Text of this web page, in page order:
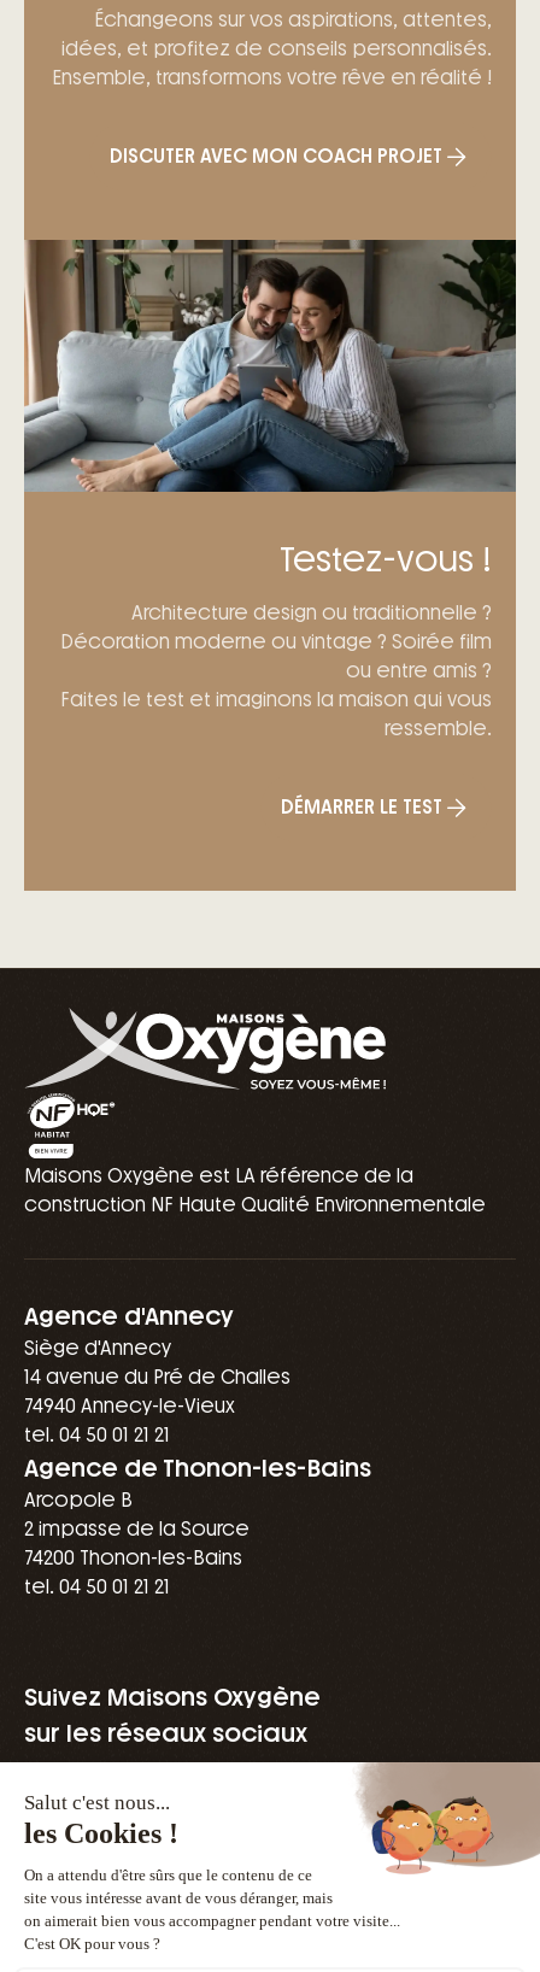
Échangeons sur vos aspirations, attentes,
idées, et profitez de conseils personnalisés.
Ensemble, transformons votre rêve en réalité !
DISCUTER AVEC MON COACH PROJET
Testez-vous !
Architecture design ou traditionnelle ?
Décoration moderne ou vintage ? Soirée film
ou entre amis ?
Faites le test et imaginons la maison qui vous
ressemble.
DÉMARRER LE TEST
Maisons Oxygène est LA référence de la
construction NF Haute Qualité Environnementale
Agence d'Annecy
Siège d'Annecy
14 avenue du Pré de Challes
74940 Annecy-le-Vieux
tel. 04 50 01 21 21
Agence de Thonon-les-Bains
Arcopole B
2 impasse de la Source
74200 Thonon-les-Bains
tel. 04 50 01 21 21
Suivez Maisons Oxygène
sur les réseaux sociaux
Une marque du groupe Vivialys